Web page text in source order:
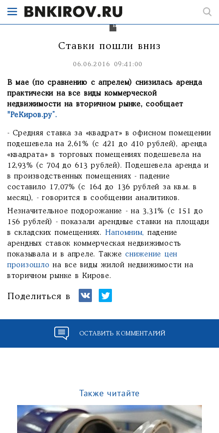
пошли
вниз.
Ставки пошли вниз
06.06.2016 09:41:00
В мае (по сравнению с апрелем) снизилась аренда
практически на все виды коммерческой
недвижимости на вторичном рынке, сообщает
"РеКиров.ру”.
- Средняя ставка за «квадрат» в офисном помещении
подешевела на 2,61% (с 421 до 410 рублей), аренда
«квадрата» в торговых помещениях подешевела на
12,93% (с 704 до 613 рублей). Подешевела аренда и
в производственных помещениях - падение
составило 17,07% (с 164 до 136 рублей за кв.м. в
месяц), - говорится в сообщении аналитиков.
Незначительное подорожание - на 3,31% (с 151 до
156 рублей) - показали арендные ставки на площади
в складских помещениях. Напомним,
падение
арендных ставок коммерческая недвижимость
показывала и в апреле. Такжеснижение цен
произошло на все виды жилой недвижимости на
вторичном рынке в Кирове.
Поделиться в
ОСТАВИТЬ КОММЕНТАРИЙ
Также читайте